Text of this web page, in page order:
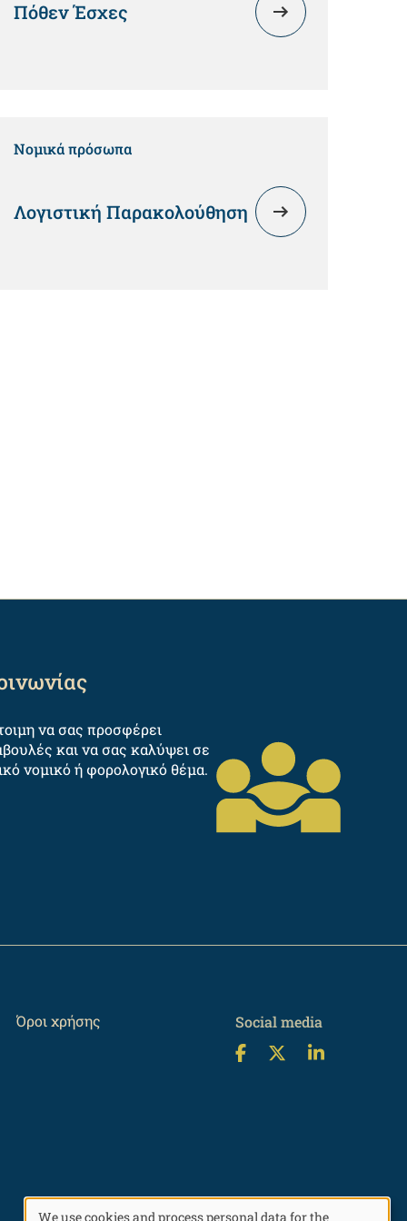
Πόθεν Έσχες
Νομικά πρόσωπα
Λογιστική Παρακολούθηση
να σας προσφέρει
και να σας καλύψει σε
νομικό ή φορολογικό θέμα.
Όροι χρήσης Social media
We use cookies and process personal data for the